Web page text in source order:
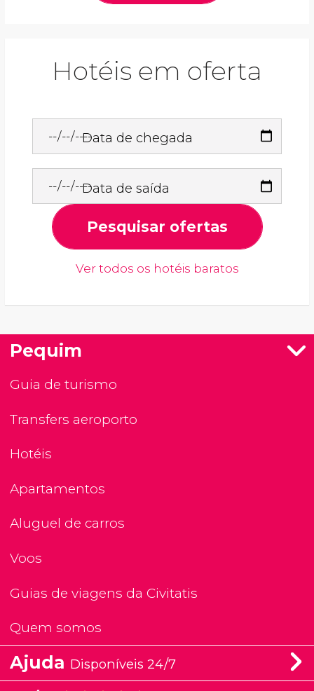
Hotéis em oferta
Data de chegada
Data de saída
Pesquisar ofertas
Ver todos os hotéis baratos
Pequim
Guia de turismo
Transfers aeroporto
Hotéis
Apartamentos
Aluguel de carros
Voos
Guias de viagens da Civitatis
Quem somos
Ajuda Disponíveis 24/7